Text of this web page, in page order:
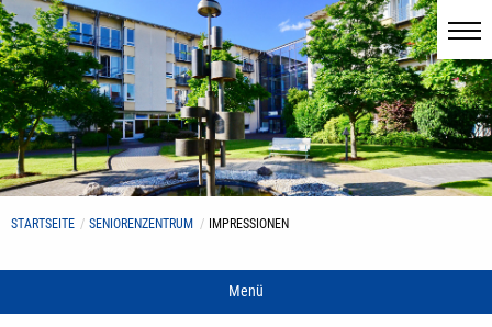
STARTSEITE SENIORENZENTRUM IMPRESSIONEN
Menü